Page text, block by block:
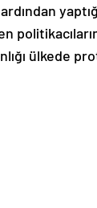
ülkede